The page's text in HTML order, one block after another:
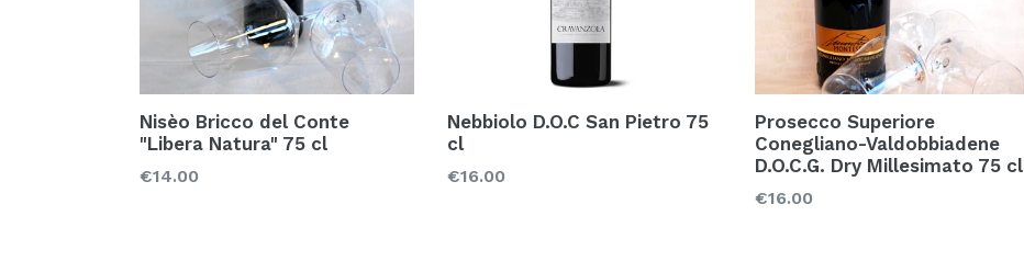
Nisèo Bricco del Conte
"Libera Natura" 75 cl
Prezzo
€14.00
Nebbiolo D.O.C San Pietro 75
cl
Prezzo
€16.00
Prosecco Superiore
Conegliano-Valdobbiadene
D.O.C.G. Dry Millesimato 75 cl
Prezzo
€16.00